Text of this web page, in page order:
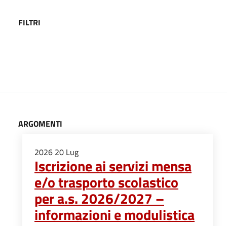
FILTRI
ARGOMENTI
2026 20 Lug
Iscrizione ai servizi mensa
e/o trasporto scolastico
per a.s. 2026/2027 –
informazioni e modulistica